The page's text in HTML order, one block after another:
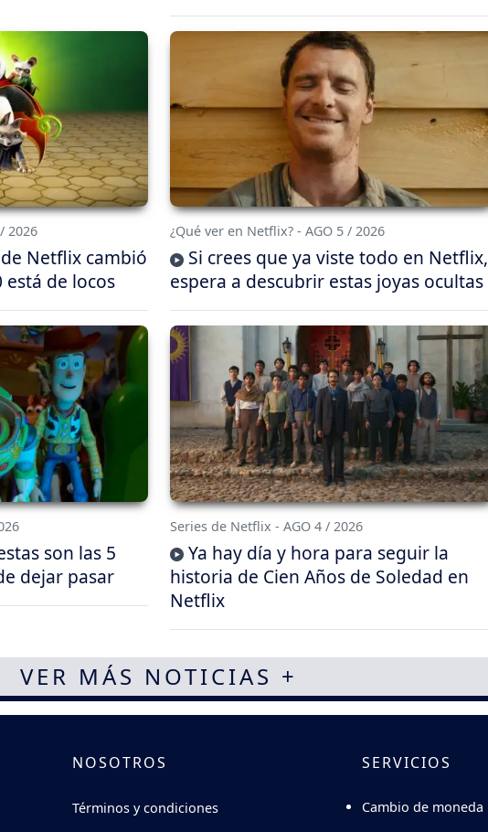
2026
de Netflix cambió
está de locos
¿Qué ver en Netflix? - AGO 5 / 2026
Si crees que ya viste todo en Netflix,
espera a descubrir estas joyas ocultas
son las 5
dejar pasar
Series de Netflix - AGO 4 / 2026
Ya hay día y hora para seguir la
historia de Cien Años de Soledad en
Netflix
VER MÁS NOTICIAS +
NOSOTROS
Términos y condiciones
SERVICIOS
Cambio de moneda